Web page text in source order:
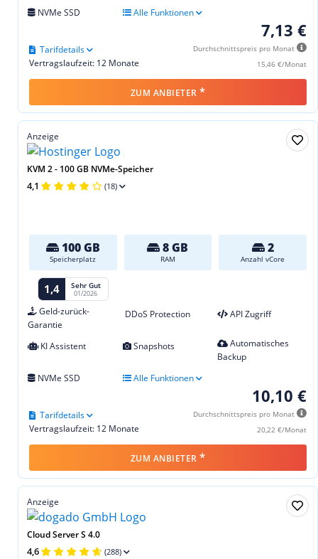
NVMe SSD
Alle Funktionen
7,13 €
Durchschnittspreis pro Monat
15,46 €/Monat
Vertragslaufzeit: 12 Monate
Tarifdetails
ZUM ANBIETER *
Anzeige
KVM 2 - 100 GB NVMe-Speicher
4,1 (18)
100 GB
Speicherplatz
8 GB
RAM
2
Anzahl vCore
1,4 Sehr Gut
01/2026
Geld-zurück-
Garantie
DDoS Protection API Zugriff
KI Assistent Snapshots
Automatisches
Backup
NVMe SSD
Alle Funktionen
10,10 €
Durchschnittspreis pro Monat
20,22 €/Monat
Vertragslaufzeit: 12 Monate
Tarifdetails
ZUM ANBIETER *
Anzeige
Cloud Server S 4.0
4,6 (288)